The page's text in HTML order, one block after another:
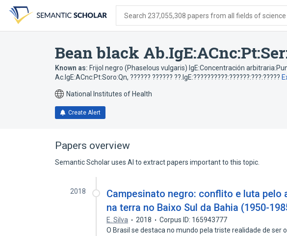
search
form
content
account
menu
Search 237,055,308 papers from all fields of science
Bean black
Known as: Frijol negro (Phaselous vulgaris) IgE:Concentración
Ac.IgE:ACnc:Pt:Soro:Qn, ?????? ?????? ??.IgE:??????????:??????:???:?????
National Institutes of Health
Create Alert
Papers overview
Semantic Scholar uses AI to extract papers important to this topic.
2018
Campesinato negro: conflito e luta pelo
na terra no Baixo Sul da Bahia (1950-
E. Silva 2018
Corpus ID: 165943777
O Brasil se destaca no mundo pela triste realidade de ser